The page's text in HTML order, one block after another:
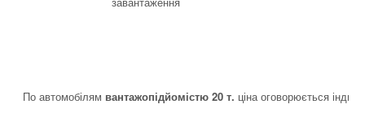
По автомобілям вантажопідйомістю 20 т. ціна оговорюється